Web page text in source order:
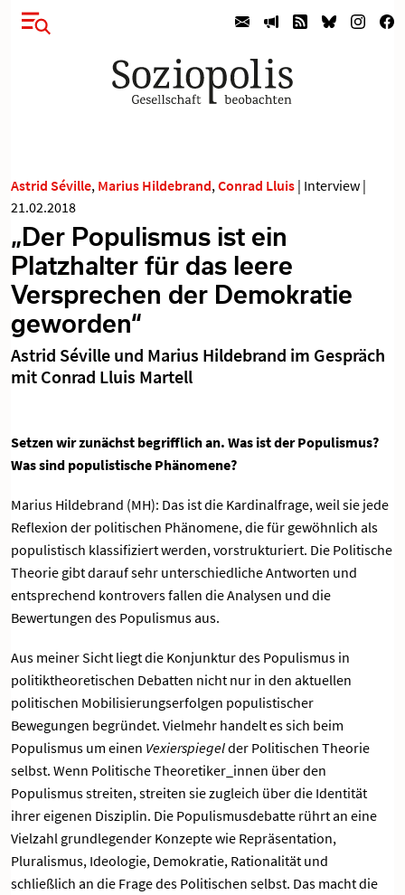
Astrid Séville, Marius Hildebrand, Conrad Lluis | Interview |
21.02.2018
„Der Populismus ist ein
Platzhalter für das leere
Versprechen der Demokratie
geworden“
Astrid Séville und Marius Hildebrand im Gespräch
mit Conrad Lluis Martell
Setzen wir zunächst begrifflich an. Was ist der Populismus?
Was sind populistische Phänomene?
Marius Hildebrand (MH): Das ist die Kardinalfrage, weil sie jede
Reflexion der politischen Phänomene, die für gewöhnlich als
populistisch klassifiziert werden, vorstrukturiert. Die Politische
Theorie gibt darauf sehr unterschiedliche Antworten und
entsprechend kontrovers fallen die Analysen und die
Bewertungen des Populismus aus.
Aus meiner Sicht liegt die Konjunktur des Populismus in
politiktheoretischen Debatten nicht nur in den aktuellen
politischen Mobilisierungserfolgen populistischer
Bewegungen begründet. Vielmehr handelt es sich beim
Populismus um einen Vexierspiegelder Politischen Theorie
selbst. Wenn Politische Theoretiker_innen über den
Populismus streiten, streiten sie zugleich über die Identität
ihrer eigenen Disziplin. Die Populismusdebatte rührt an eine
Vielzahl grundlegender Konzepte wie Repräsentation,
Pluralismus, Ideologie, Demokratie, Rationalität und
schließlich an die Frage des Politischen selbst. Das macht die